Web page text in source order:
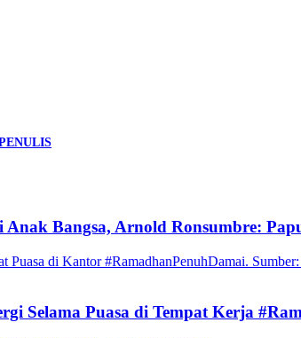
Bangsa, Arnold Ronsumbre:
Selama Puasa di Tempat Kerja